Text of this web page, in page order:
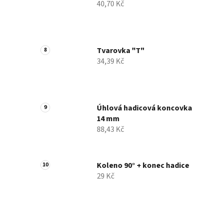
40,70 Kč
Tvarovka "T"
34,39 Kč
Úhlová hadicová koncovka
14 mm
88,43 Kč
Koleno 90° + konec hadice
29 Kč